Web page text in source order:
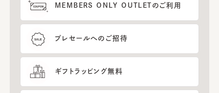
MEMBERS ONLY OUTLETのご利用
プレセールへのご招待
ギフトラッピング無料